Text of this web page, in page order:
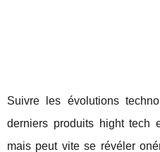
Suivre les évolutions
derniers produits hight tech
mais peut vite se révéler